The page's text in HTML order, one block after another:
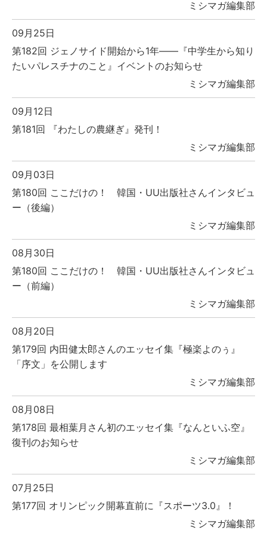
ミシマガ編集部
09月25日
第182回 ジェノサイド開始から1年――『中学生から知り
たいパレスチナのこと』イベントのお知らせ
ミシマガ編集部
09月12日
第181回 『わたしの農継ぎ』発刊！
ミシマガ編集部
09月03日
第180回 ここだけの！ 韓国・UU出版社さんインタビュ
ー（後編）
ミシマガ編集部
08月30日
第180回 ここだけの！ 韓国・UU出版社さんインタビュ
ー（前編）
ミシマガ編集部
08月20日
第179回 内田健太郎さんのエッセイ集『極楽よのぅ』
「序文」を公開します
ミシマガ編集部
08月08日
第178回 最相葉月さん初のエッセイ集『なんといふ空』
復刊のお知らせ
ミシマガ編集部
07月25日
第177回 オリンピック開幕直前に『スポーツ3.0』！
ミシマガ編集部